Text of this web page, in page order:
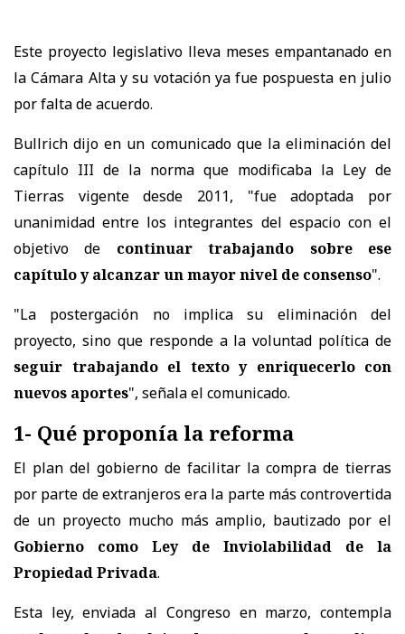
Este proyecto legislativo lleva meses empantanado en
la Cámara Alta y su votación ya fue pospuesta en julio
por falta de acuerdo.
Bullrich dijo en un comunicado que la eliminación del
capítulo III de la norma que modificaba la Ley de
Tierras vigente desde 2011, "fue adoptada por
unanimidad entre los integrantes del espacio con el
objetivo de continuar trabajando sobre ese
capítulo y alcanzar un mayor nivel de consenso".
"La postergación no implica su eliminación del
proyecto, sino que responde a la voluntad política de
seguir trabajando el texto y enriquecerlo con
nuevos aportes", señala el comunicado.
1- Qué proponía la reforma
El plan del gobierno de facilitar la compra de tierras
por parte de extranjeros era la parte más controvertida
de un proyecto mucho más amplio, bautizado por el
Gobierno como Ley de Inviolabilidad de la
Propiedad Privada.
Esta ley, enviada al Congreso en marzo, contempla